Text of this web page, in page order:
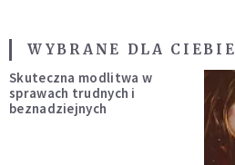
WYBRANE DLA CIEBIE
Skuteczna modlitwa w
sprawach trudnych i
beznadziejnych